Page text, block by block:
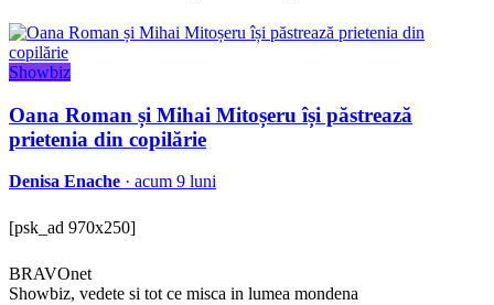
Showbiz
Oana Roman și Mihai Mitoșeru își păstrează
prietenia din copilărie
Denisa Enache · acum 9 luni
[psk_ad 970x250]
BRAVOnet
Showbiz, vedete si tot ce misca in lumea mondena